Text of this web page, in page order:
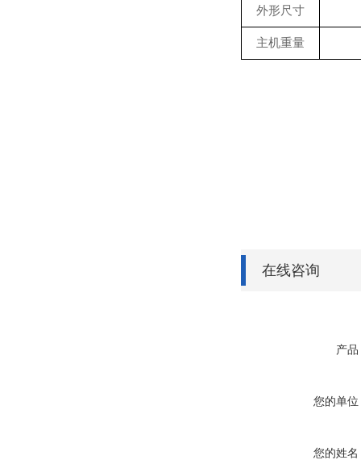
外形尺寸
主机重量
在线咨询
产品
您的单位
您的姓名